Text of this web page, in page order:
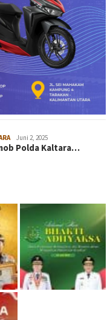
Juni 2, 2025
Polda Kaltara…